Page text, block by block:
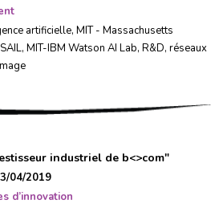
artificielle, MIT - Massachusetts
, MIT-IBM Watson AI Lab, R&D, réseaux
industriel de b<>com"
04/2019
d’innovation